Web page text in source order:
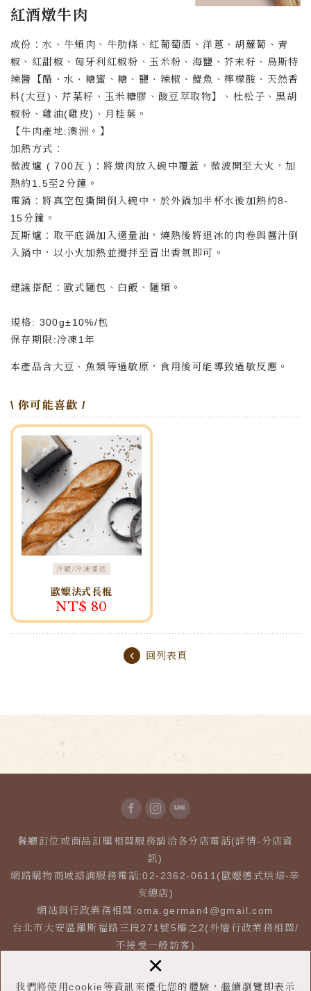
紅酒燉牛肉
成份：水、牛頰肉、牛肋條、紅葡萄酒、洋蔥、胡蘿蔔、青
椒、紅甜椒、匈牙利紅椒粉、玉米粉、海鹽、芥末籽、烏斯特
辣醬【醋、水、糖蜜、糖、鹽、辣椒、鯷魚、檸檬酸、天然香
料(大豆)、芹菜籽、玉米糖膠、酸豆萃取物】、杜松子、黑胡
椒粉、雞油(雞皮)、月桂葉。
【牛肉產地:澳洲。】
加熱方式：
微波爐 ( 700瓦 )：將燉肉放入碗中覆蓋，微波開至大火，加
熱約1.5至2分鐘。
電鍋：將真空包撕開倒入碗中，於外鍋加半杯水後加熱約8-
15分鐘。
瓦斯爐：取平底鍋加入適量油，燒熱後將退冰的肉卷與醬汁倒
入鍋中，以小火加熱並攪拌至冒出香氣即可。
建議搭配：歐式麵包、白飯、麵類。
規格: 300g±10%/包
保存期限:冷凍1年
本產品含大豆、魚類等過敏原，食用後可能導致過敏反應。
\ 你可能喜歡 /
冷藏/冷凍運送
歐嬤法式長棍
Baguette
NT$ 80
回列表頁
我們將使用cookie等資訊來優化您的體驗，繼續瀏覽即表示
×
餐廳訂位或商品訂購相關服務請洽各分店電話(詳情-分店資
訊)
網路購物商城諮詢服務電話:02-2362-0611(歐嬤德式烘焙-辛
亥總店)
網站與行政業務相關:oma.german4@gmail.com
台北市大安區羅斯福路三段271號5樓之2(外燴行政業務相關/
不接受一般訪客)